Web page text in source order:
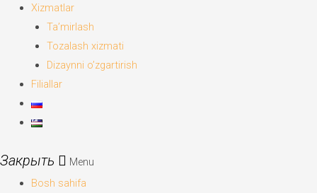
Xizmatlar
Ta’mirlash
Tozalash xizmati
Dizaynni o’zgartirish
Filiallar
Menu
Bosh sahifa